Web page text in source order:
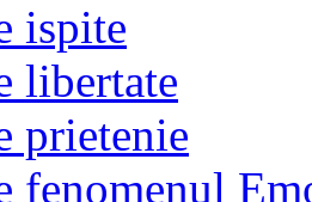
ispite
libertate
prietenie
fenomenul